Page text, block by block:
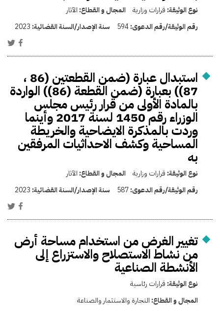
نوع الوثيقة: قرارات وزارية المجال و القطاع: الآثار
رقم الوثيقة/رقم الدعوى:594 سنة الإصدار/السنة القضائية: 2023
استبدال عبارة (ضمن القطعتين (86 ،
87)) بعبارة (ضمن القطعة (86)) الواردة
بالمادة الأولى من قرار رئيس مجلس
الوزراء رقم 1450 لسنة 2017 وأينما
وردت بالمذكرة الايضاحية والخريطة
المساحية وكشف الاحداثيات المرفقين
به
نوع الوثيقة: قرارات وزارية المجال و القطاع: الآثار
رقم الوثيقة/رقم الدعوى:587 سنة الإصدار/السنة القضائية: 2023
تغيير الغرض من استخدام مساحة أرض
من نشاط الاستصلاح والاستزراع إلى
الأنشطة الصناعية
نوع الوثيقة: قرارات رئاسية
المجال و القطاع: التجارة والاستثمار والصناعة